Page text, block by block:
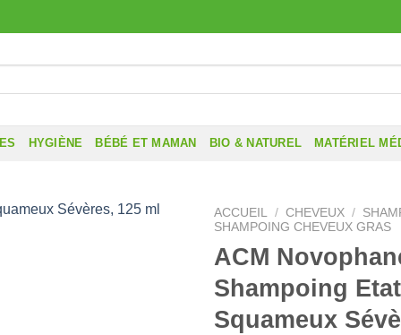
HYGIÈNE BÉBÉ ET MAMAN BIO & NATUREL MATÉRIEL
ACCUEIL / CHEVEUX /
SHAMPOING CHEVEUX GRAS
ACM
Shampoing
Squameux